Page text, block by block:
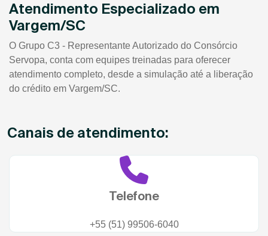
Atendimento Especializado em
Vargem/SC
O Grupo C3 - Representante Autorizado do Consórcio
Servopa, conta com equipes treinadas para oferecer
atendimento completo, desde a simulação até a liberação
do crédito em Vargem/SC.
Canais de atendimento:
Telefone
+55 (51) 99506-6040